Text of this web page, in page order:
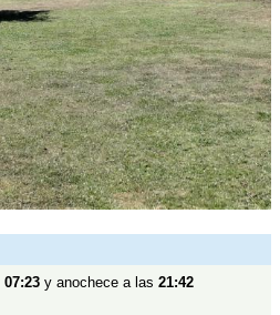
07:23 y anochece a las 21:42